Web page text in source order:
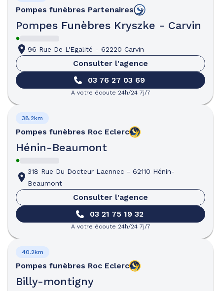
Pompes funèbres Partenaires
Pompes Funèbres Kryszke - Carvin
96 Rue De L'Egalité - 62220 Carvin
Consulter l'agence
03 76 27 03 69
A votre écoute 24h/24 7j/7
Pompes funèbres Roc Eclerc
Hénin-Beaumont
38.2km
318 Rue Du Docteur Laennec - 62110 Hénin-
Beaumont
Consulter l'agence
03 21 75 19 32
A votre écoute 24h/24 7j/7
Pompes funèbres Roc Eclerc
Billy-montigny
40.2km